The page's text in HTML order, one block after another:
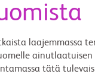
laajemmassa
tätä